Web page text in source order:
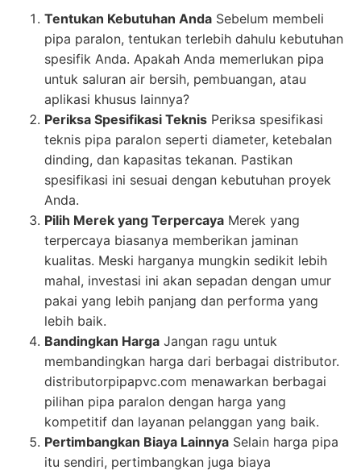
Tentukan Kebutuhan Anda Sebelum membeli
pipa paralon, tentukan terlebih dahulu kebutuhan
spesifik Anda. Apakah Anda memerlukan pipa
untuk saluran air bersih, pembuangan, atau
aplikasi khusus lainnya?
Periksa Spesifikasi Teknis Periksa spesifikasi
teknis pipa paralon seperti diameter, ketebalan
dinding, dan kapasitas tekanan. Pastikan
spesifikasi ini sesuai dengan kebutuhan proyek
Anda.
Pilih Merek yang Terpercaya Merek yang
terpercaya biasanya memberikan jaminan
kualitas. Meski harganya mungkin sedikit lebih
mahal, investasi ini akan sepadan dengan umur
pakai yang lebih panjang dan performa yang
lebih baik.
Bandingkan Harga Jangan ragu untuk
membandingkan harga dari berbagai distributor.
distributorpipapvc.com menawarkan berbagai
pilihan pipa paralon dengan harga yang
kompetitif dan layanan pelanggan yang baik.
Pertimbangkan Biaya Lainnya Selain harga pipa
itu sendiri, pertimbangkan juga biaya